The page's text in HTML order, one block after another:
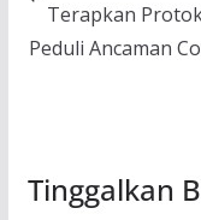
Terapkan
Peduli Ancaman
Tinggalkan